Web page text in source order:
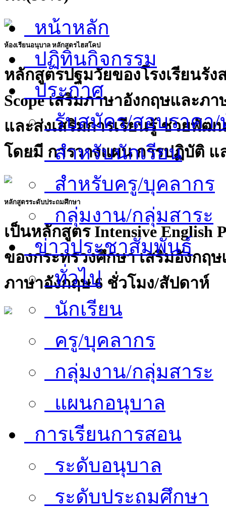
ห้องเรียนอนุบาล หลักสูตรไฮสโคป
หลักสูตรปฐมวัยของโรงเรียนรั
Scope เสริมภาษาอังกฤษและภ
และส่งเสริมการเรียนรู้ ช่วยพั
โดยมี การวางแผน การปฏิบัติ แ
หลักสูตรระดับประถมศึกษา
เป็นหลักสูตร Intensive English
ของกระทรวงศึกษา เสริมอังกฤ
ภาษาอังกฤษ 6 ชั่วโมง/สัปดาห์
หน้าหลัก
ปฏิทินกิจกรรม
ประกาศ
รับสมัคร/สอบราคา/
สำหรับนักเรียน
สำหรับครู/บุคลากร
กลุ่มงาน/กลุ่มสาระ
ข่าวประชาสัมพันธ์
ทั่วไป
นักเรียน
ครู/บุคลากร
กลุ่มงาน/กลุ่มสาระ
แผนกอนุบาล
การเรียนการสอน
ระดับอนุบาล
ระดับประถมศึกษา